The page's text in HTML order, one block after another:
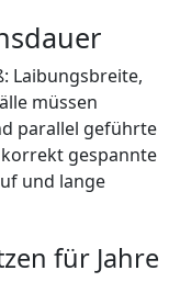
Laibungsbreite,
müssen
parallel geführte
gespannte
und lange
für Jahre